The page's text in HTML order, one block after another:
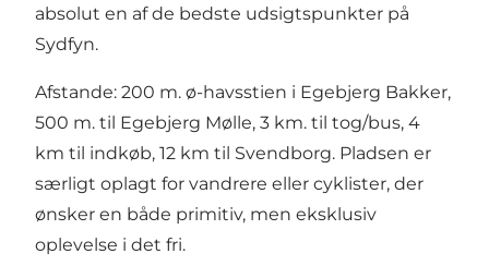
absolut en af de bedste udsigtspunkter på
Sydfyn.
Afstande: 200 m. ø-havsstien i Egebjerg Bakker,
500 m. til Egebjerg Mølle, 3 km. til tog/bus, 4
km til indkøb, 12 km til Svendborg. Pladsen er
særligt oplagt for vandrere eller cyklister, der
ønsker en både primitiv, men eksklusiv
oplevelse i det fri.